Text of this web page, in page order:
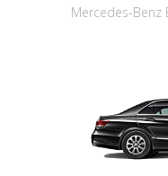
Mercedes-Benz